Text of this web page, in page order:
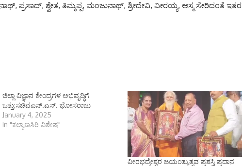
ಪ್ರಸಾದ್, ಶ್ವೇತ, ತಿಮ್ಮಪ್ಪ, ಮಂಜುನಾಥ್, ಶ್ರೀದೇವಿ, ವೀರಯ್ಯ, ಅಸ್ಮ ಸೇರಿದಂತೆ ಇತರ
ಜಿಲ್ಲಾ ವಿಜ್ಞಾನ ಕೇಂದ್ರಗಳ ಅಭಿವೃದ್ಧಿಗೆ
ಒತ್ತು:ಸಚಿವಎನ್.ಎಸ್. ಭೋಸರಾಜು
January 4, 2025
In "ಕಲ್ಯಾಣಸಿರಿ ವಿಶೇಷ"
ವೀರಭದ್ರೇಶ್ವರ ಜಯಂತ್ಯುತ್ಸವ ಪ್ರಶಸ್ತಿ ಪ್ರದಾನ